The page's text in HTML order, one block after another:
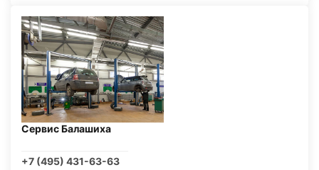
Сервис Балашиха
+7 (495) 431-63-63